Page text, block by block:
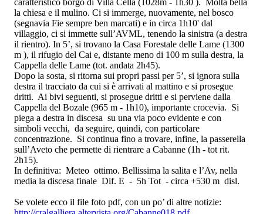
la chiesa e il mulino. Ci si immerge, nuovamente, nel bosco
(segnavia Fie sempre ben marcati) e in circa 1h10' dal
villaggio, ci si immette sull’AVML, tenendo la sinistra (a destra
il rientro). In 5’, si trovano la Casa Forestale delle Lame (1300
m ), il rifugio del Cai e, distante meno di 100 m sulla destra, la
Cappella delle Lame (tot. andata 2h45).
Dopo la sosta, si ritorna sui propri passi per 5’, si ignora sulla
destra il tracciato da cui si è arrivati al mattino e si prosegue
dritti. Ai bivi seguenti, si prosegue dritti e si perviene dalla
Cappella del Bozale (965 m - 1h10), importante crocevia. Si
piega a destra in discesa su una via poco evidente e con
simboli vecchi, da seguire, quindi, con particolare
concentrazione. Si continua fino a trovare, infine, la passerella
sull’Aveto che permette di rientrare a Cabanne (1h - tot rit.
2h15).
In definitiva: Meteo ottimo. Bellissima la salita e l’Av, nella
media la discesa finale Dif. E - 5h Tot - circa +530 m disl.
Se volete ecco il file foto pdf, con un po’ di altre notizie: